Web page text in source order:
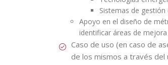
Sistemas de gestión
Apoyo en el diseño de
identificar áreas de
Caso de uso (en caso de
de los mismos a través